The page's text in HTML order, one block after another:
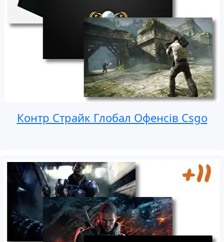
Контр Страйк Глобал Офенсів Csgo